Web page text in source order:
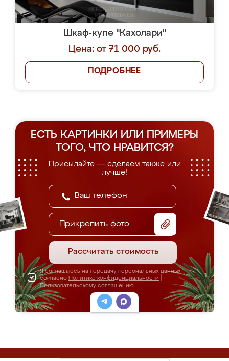
Шкаф-купе "Кахолари"
Цена: от 71 000 руб.
ПОДРОБНЕЕ
ЕСТЬ КАРТИНКИ ИЛИ ПРИМЕРЫ
ТОГО, ЧТО НРАВИТСЯ?
Присылайте — сделаем также или
лучше!
Прикрепить фото
Рассчитать стоимость
Я соглашаюсь на передачу персональных данных
согласно Политике конфиденциальности
Пользовательскому соглашению